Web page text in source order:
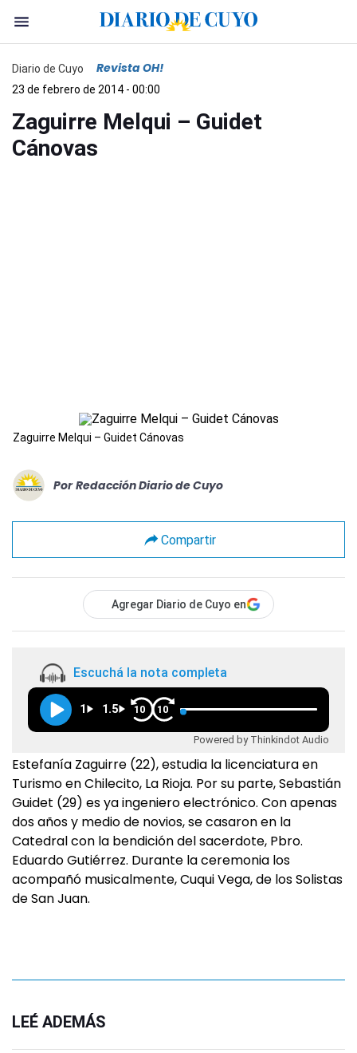
Diario de Cuyo Revista OH!
23 de febrero de 2014 - 00:00
Zaguirre Melqui – Guidet
Cánovas
Zaguirre Melqui – Guidet Cánovas
Por Redacción Diario de Cuyo
Compartir
Agregar Diario de Cuyo en
Escuchá la nota completa
1 1.5 10 10
Powered by Thinkindot Audio
Estefanía Zaguirre (22), estudia la licenciatura en
Turismo en Chilecito, La Rioja. Por su parte, Sebastián
Guidet (29) es ya ingeniero electrónico. Con apenas
dos años y medio de novios, se casaron en la
Catedral con la bendición del sacerdote, Pbro.
Eduardo Gutiérrez. Durante la ceremonia los
acompañó musicalmente, Cuqui Vega, de los Solistas
de San Juan.
LEÉ ADEMÁS